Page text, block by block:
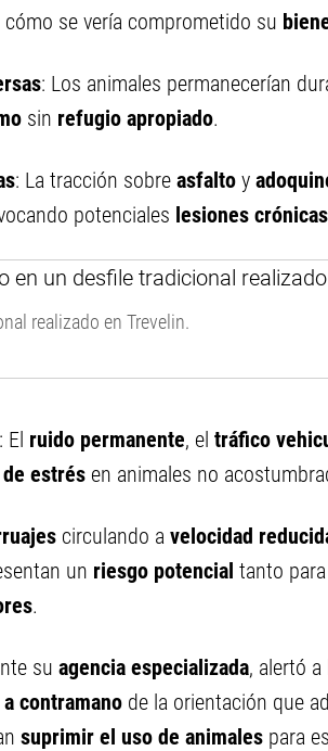
se vería comprometido su
: Los animales permanecerían
sin refugio apropiado.
: La tracción sobre asfalto y
potenciales lesiones crónicas
realizado en Trevelin.
: El ruido permanente, el tráfico
estrés en animales no
circulando a velocidad
un riesgo potencial tanto para
.
su agencia especializada, alertó
a contramano de la orientación que
suprimir el uso de animales para